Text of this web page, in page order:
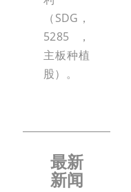
（SDG，
5285，
主板种植
股）。
最新
新闻